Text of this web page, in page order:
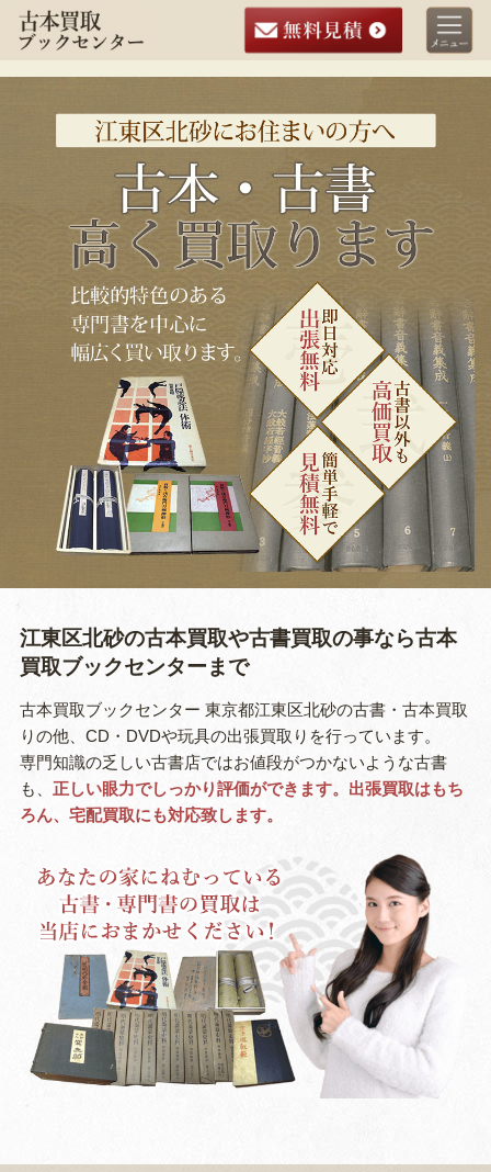
江東区北砂の古本買取や古書買取の事なら古本
買取ブックセンターまで
古本買取ブックセンター 東京都江東区北砂の古書・古本買取
りの他、CD・DVDや玩具の出張買取りを行っています。
専門知識の乏しい古書店ではお値段がつかないような古書
も、 正しい眼力でしっかり評価ができます。出張買取はもち
ろん、宅配買取にも対応致します。